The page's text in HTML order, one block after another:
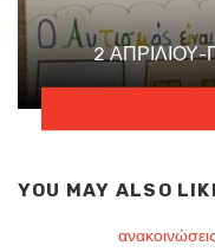
2
YOU MAY ALSO
ανακοινώσεις